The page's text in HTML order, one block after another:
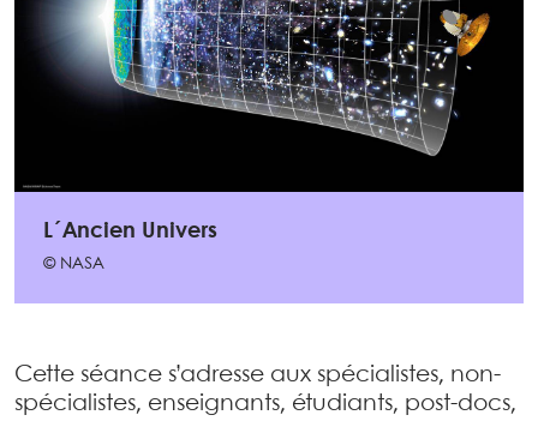
L´Ancien Univers
© NASA
Cette séance s’adresse aux spécialistes, non-
spécialistes, enseignants, étudiants, post-docs,